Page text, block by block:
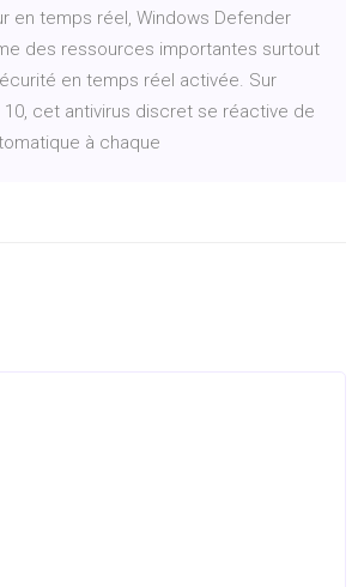
en temps réel, Windows Defender
des ressources importantes surtout
en temps réel activée. Sur
10, cet antivirus discret se réactive de
à chaque